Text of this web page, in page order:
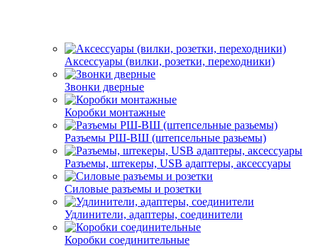
Аксессуары (вилки, розетки, переходники)
Звонки дверные
Коробки монтажные
Разъемы РШ-ВШ (штепсельные разьемы)
Разъемы, штекеры, USB адаптеры, аксессуары
Силовые разъемы и розетки
Удлинители, адаптеры, соединители
Коробки соединительные